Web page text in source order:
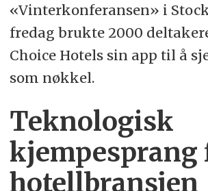
«Vinterkonferansen» i
fredag brukte 2000
Choice Hotels sin app til å
som nøkkel.
Teknologisk
kjempesprang
hotellbransjen